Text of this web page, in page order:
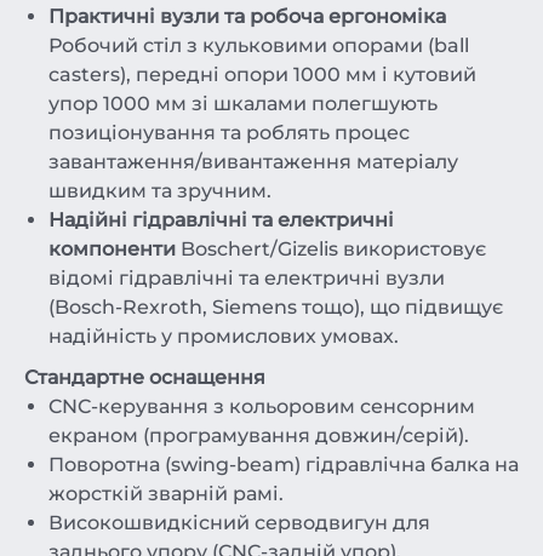
Практичні вузли та робоча ергономіка
Робочий стіл з кульковими опорами (ball
casters), передні опори 1000 мм і кутовий
упор 1000 мм зі шкалами полегшують
позиціонування та роблять процес
завантаження/вивантаження матеріалу
швидким та зручним.
Надійні гідравлічні та електричні
компоненти Boschert/Gizelis використовує
відомі гідравлічні та електричні вузли
(Bosch-Rexroth, Siemens тощо), що підвищує
надійність у промислових умовах.
Стандартне оснащення
CNC-керування з кольоровим сенсорним
екраном (програмування довжин/серій).
Поворотна (swing-beam) гідравлічна балка на
жорсткій зварній рамі.
Високошвидкісний серводвигун для